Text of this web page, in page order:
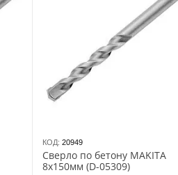
КОД: 20949
Сверло по бетону MAKITA
8х150мм (D-05309)